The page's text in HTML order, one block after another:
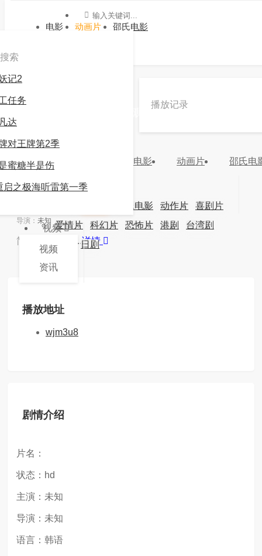
电影 动画片 邵氏电影
播放记录
电影 动画片 邵氏电
邵氏电影 动作片
喜剧片
爱情片
科幻片 恐怖片 港剧
台湾剧
韩剧
日剧
视频
视频
资讯
索
记2
任务
达
对王牌第2季
蜜糖半是伤
之极海听雷第一季
录
分类： 地区：
更新：2024-03-16 16:22:58
导演： 未知
简介： 简介：...详情
播放地址
wjm3u8
剧情介绍
片名：
状态：hd
主演：未知
导演：未知
语言：韩语